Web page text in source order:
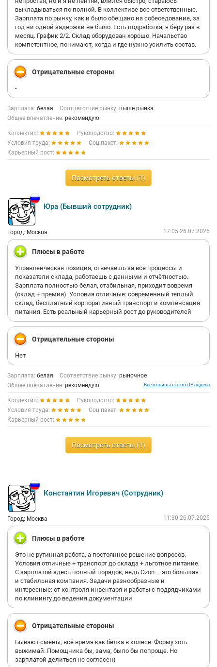
выкладываться по полной. В коллективе все ответственные.
Зарплата по рынку, как и было обещано на собеседование, за
год ни одной задержки не было. Есть подработка, я беру раз в
месяц. График 2/2. Склад оборудован хорошо. Начальство
компетентное, понимают, когда и где нужно усилить состав.
Отрицательные стороны
-
Зарплата: белая Соответствие рынку: выше рынка
Общее впечатление: рекомендую
Коллектив:
Руководство:
Условия труда:
Соц.пакет:
Карьерный рост:
Посмотреть ответы (1)
Юра (Бывший сотрудник)
Город: Москва 17:05 26.07.2025
Плюсы в работе
Управленческая позиция, отвечаешь за все процессы и
показатели склада, работаешь с данными и отчётностью.
Зарплата полностью белая, стабильная, приходит вовремя
(оклад + премия). Условия отличные: современный теплый
склад, бесплатный корпоративный транспорт и компенсация
питания. Есть реальный карьерный рост до руководителей
Отрицательные стороны
Нет
Зарплата: белая Соответствие рынку: рыночное
Общее впечатление: рекомендую Все отзывы с этого IP адреса
Коллектив:
Руководство:
Условия труда:
Соц.пакет:
Карьерный рост:
Посмотреть ответы (1)
Константин Игоревич (Сотрудник)
Город: Москва 11:30 26.07.2025
Плюсы в работе
Это не рутинная работа, а постоянное решение вопросов.
Условия отличные + транспорт до склада + льготное питание.
С зарплатой здесь полный порядок, ведь Ozon – это большая
и стабильная компания. Задачи разнообразные и
интересные: от контроля инвентаря и работы с подрядчиками
по клинингу до ведения документации
Отрицательные стороны
Бывают смены, всё время как белка в колесе. Форму хоть
выжимай. Помощника бы, зама, было бы попроще. Но
зарплатой делиться не согласен)